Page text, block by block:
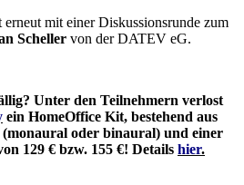
mit einer Diskussionsrunde zum
Scheller von der DATEV eG.
Unter den Teilnehmern verlost
ein HomeOffice Kit, bestehend aus
oder binaural) und einer
129 € bzw. 155 €! Details hier.